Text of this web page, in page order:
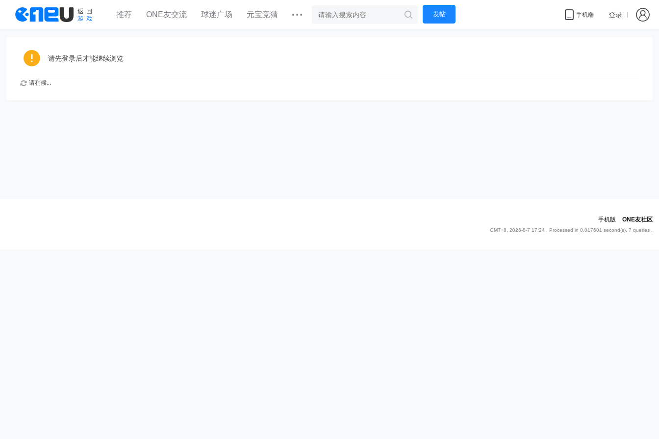
推荐 ONE友交流 球迷广场 元宝竞猜 发帖 手机端 登录
请先登录后才能继续浏览
请稍候...
手机版 ONE友社区
GMT+8, 2026-8-7 17:24, Processed in 0.017601 second(s), 7 queries .